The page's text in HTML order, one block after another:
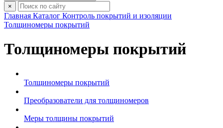
×
Главная Каталог Контроль покрытий и изоляции
Толщиномеры покрытий
Толщиномеры покрытий
Толщиномеры покрытий
Преобразователи для толщиномеров
Меры толщины покрытий